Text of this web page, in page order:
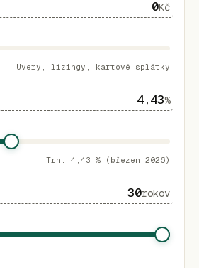
Kč
Úvery, lízingy, kartové splátky
%
Trh: 4,43 % (březen 2026)
rokov